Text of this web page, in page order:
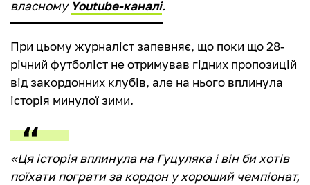
власному Youtube-каналі.
При цьому журналіст запевняє, що поки що 28-
річний футболіст не отримував гідних пропозицій
від закордонних клубів, але на нього вплинула
історія минулої зими.
«Ця історія вплинула на Гуцуляка і він би хотів
поїхати пограти за кордон у хороший чемпіонат,